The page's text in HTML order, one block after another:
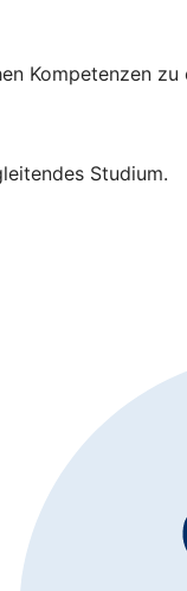
Kompetenzen zu
Studium.